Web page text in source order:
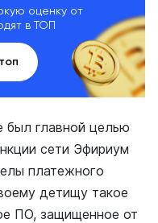
оценку от
в ТОП
был главной целью
сети Эфириум
платежного
детищу такое
ПО, защищенное от